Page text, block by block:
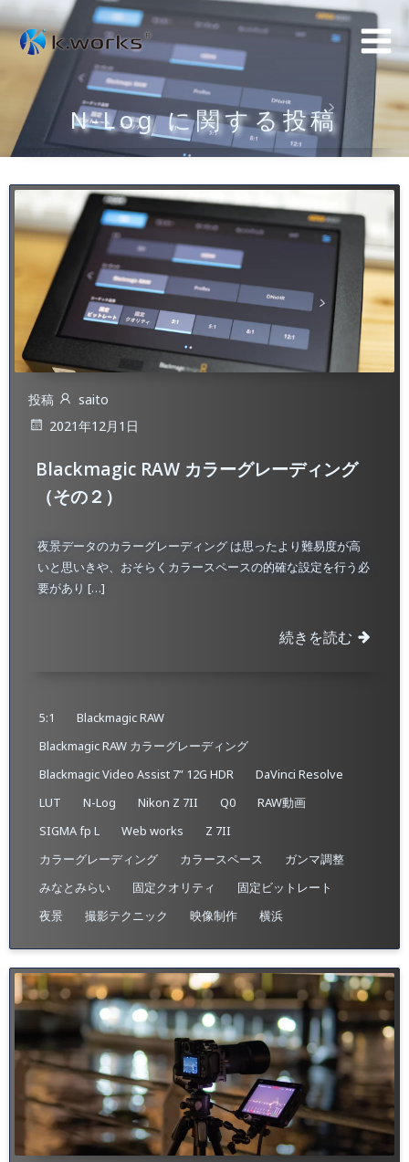
テ
ン
ツ
へ
キ
プ
N-Log に関する投稿
投稿
saito
2021年12月1日
Blackmagic RAW カラーグレーディング
（その２）
夜景データのカラーグレーディング は思ったより難易度が高
いと思いきや、おそらくカラースペースの的確な設定を行う必
要があり […]
続きを読む
5:1
Blackmagic RAW
Blackmagic RAW カラーグレーディング
Blackmagic Video Assist 7” 12G HDR
DaVinci Resolve
LUT
N-Log Nikon Z 7II Q0
RAW動画
SIGMA fp L
Web works
Z 7II
カラーグレーディング
カラースペース
ガンマ調整
みなとみらい
固定クオリティ
固定ビットレート
夜景
撮影テクニック 映像制作 横浜